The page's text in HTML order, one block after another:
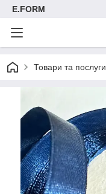
E.FORM
Товари та послуги